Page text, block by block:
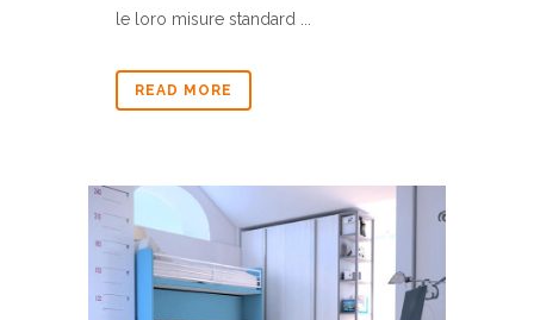
le loro misure standard ...
READ MORE